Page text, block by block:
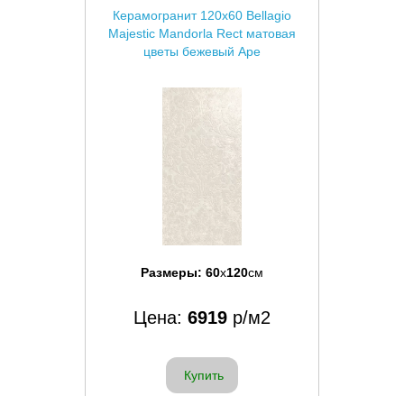
Керамогранит 120x60 Bellagio
Majestic Mandorla Rect матовая
цветы бежевый Ape
Размеры: 60x120см
Цена: 6919 р/м2
Купить